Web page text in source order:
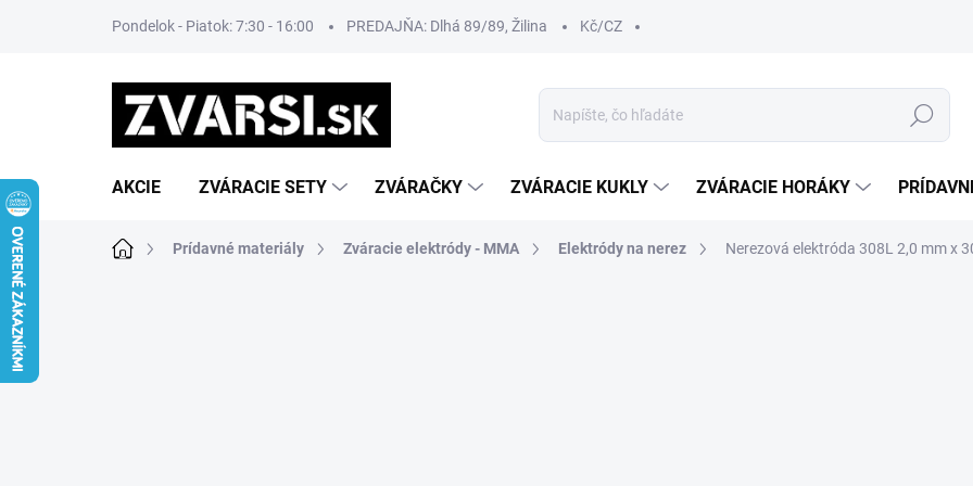
Pondelok - Piatok: 7:30 - 16:00 PREDAJŇA: Dlhá 89/89, Žilina Kč/CZ
Hľadať
AKCIE ZVÁRACIE SETY ZVÁRAČKY ZVÁRACIE KUKLY ZVÁRACIE HORÁKY
DomovPrídavné materiály Zváracie elektródy - MMA Elektródy na nerez Nerezová elektróda 308L 2,0 mm x